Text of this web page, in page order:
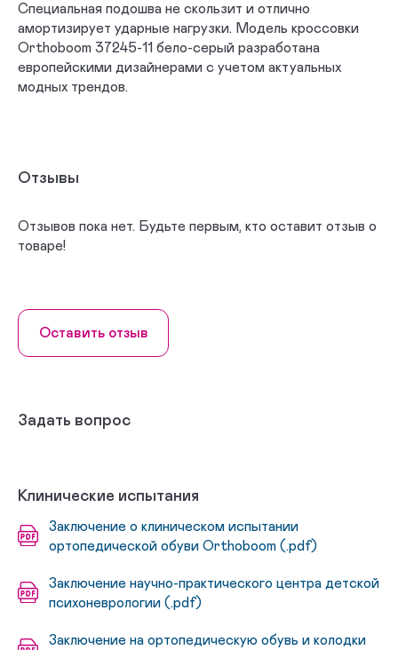
Специальная подошва не скользит и отлично
амортизирует ударные нагрузки. Модель кроссовки
Orthoboom 37245-11 бело-серый разработана
европейскими дизайнерами с учетом актуальных
модных трендов.
Отзывы
Отзывов пока нет. Будьте первым, кто оставит отзыв о
товаре!
Оставить отзыв
Задать вопрос
Клинические испытания
Заключение о клиническом испытании
ортопедической обуви Orthoboom (.pdf)
Заключение научно-практического центра детской
психоневрологии (.pdf)
Заключение на ортопедическую обувь и колодки